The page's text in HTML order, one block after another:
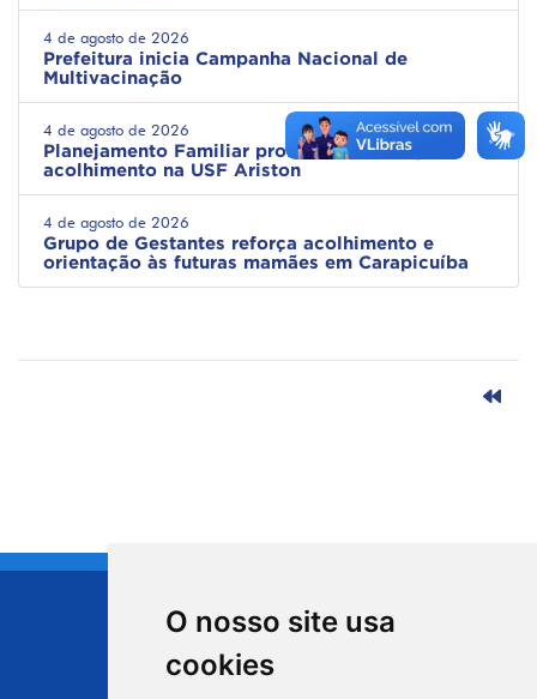
O nosso site usa
cookies
4 de agosto de 2026
Prefeitura inicia Campanha Nacional de
Multivacinação
4 de agosto de 2026
Planejamento Familiar promove informação e
acolhimento na USF Ariston
4 de agosto de 2026
Grupo de Gestantes reforça acolhimento e
orientação às futuras mamães em Carapicuíba
CIDADE DE
Carapicuíba